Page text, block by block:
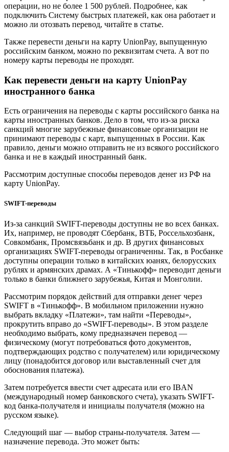
операции, но не более 1 500 рублей. Подробнее, как
подключить Систему быстрых платежей, как она работает и
можно ли отозвать перевод, читайте в статье.
Также перевести деньги на карту UnionPay, выпущенную
российским банком, можно по реквизитам счета. А вот по
номеру карты переводы не проходят.
Как перевести деньги на карту UnionPay
иностранного банка
Есть ограничения на переводы с карты российского банка на
карты иностранных банков. Дело в том, что из-за риска
санкций многие зарубежные финансовые организации не
принимают переводы с карт, выпущенных в России. Как
правило, деньги можно отправить не из всякого российского
банка и не в каждый иностранный банк.
Рассмотрим доступные способы переводов денег из РФ на
карту UnionPay.
SWIFT-переводы
Из-за санкций SWIFT-переводы доступны не во всех банках.
Их, например, не проводят Сбербанк, ВТБ, Россельхозбанк,
Совкомбанк, Промсвязьбанк и др. В других финансовых
организациях SWIFT-переводы ограниченны. Так, в Росбанке
доступны операции только в китайских юанях, белорусских
рублях и армянских драмах. А «Тинькофф» переводит деньги
только в банки ближнего зарубежья, Китая и Монголии.
Рассмотрим порядок действий для отправки денег через
SWIFT в «Тинькофф». В мобильном приложении нужно
выбрать вкладку «Платежи», там найти «Переводы»,
прокрутить вправо до «SWIFT-переводы». В этом разделе
необходимо выбрать, кому предназначен перевод —
физическому (могут потребоваться фото документов,
подтверждающих родство с получателем) или юридическому
лицу (понадобится договор или выставленный счет для
обоснования платежа).
Затем потребуется ввести счет адресата или его IBAN
(международный номер банковского счета), указать SWIFT-
код банка-получателя и инициалы получателя (можно на
русском языке).
Следующий шаг — выбор страны-получателя. Затем —
назначение перевода. Это может быть: